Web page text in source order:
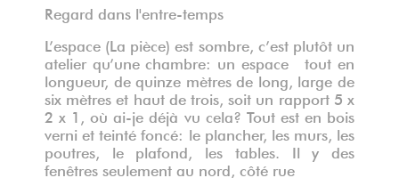
Regard dans l'entre-temps
L’espace (La pièce) est sombre, c’est plutôt un
atelier qu’une chambre: un espace tout en
longueur, de quinze mètres de long, large de
six mètres et haut de trois, soit un rapport 5 x
2 x 1, où ai-je déjà vu cela? Tout est en bois
verni et teinté foncé: le plancher, les murs, les
poutres, le plafond, les tables. Il y des
fenêtres seulement au nord, côté rue